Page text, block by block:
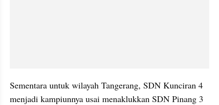
Sementara untuk wilayah Tangerang, SDN Kunciran 4
menjadi kampiunnya usai menaklukkan SDN Pinang 3